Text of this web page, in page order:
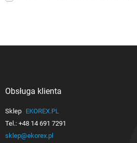
Obsługa klienta
Sklep EKOREX.PL
Tel.: +48 14 691 7291
sklep@ekorex.pl